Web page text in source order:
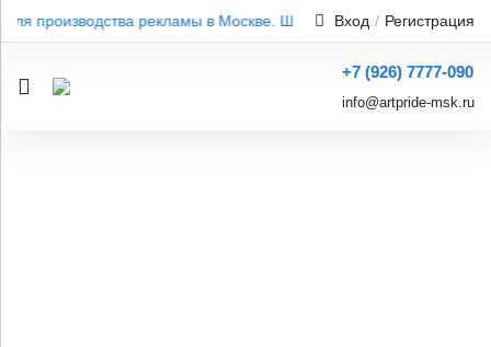
производства рекламы в Москве. Широкий ассортимент.
Вход / Регистрация
+7 (926) 7777-090
info@artpride-msk.ru